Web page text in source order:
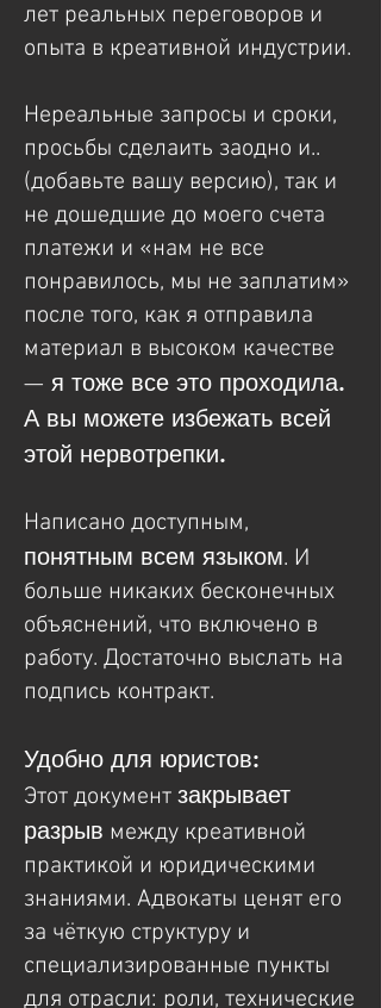
лет реальных переговоров и
опыта в креативной индустрии.
Нереальные запросы и сроки,
просьбы сделаить заодно и..
(добавьте вашу версию), так и
не дошедшие до моего счета
платежи и «нам не все
понравилось, мы не заплатим»
после того, как я отправила
материал в высоком качестве
— я тоже все это проходила.
А вы можете избежать всей
этой нервотрепки.
Написано доступным,
понятным всем языком. И
больше никаких бесконечных
объяснений, что включено в
работу. Достаточно выслать на
подпись контракт.
Удобно для юристов:
Этот документ закрывает
разрыв между креативной
практикой и юридическими
знаниями. Адвокаты ценят его
за чёткую структуру и
специализированные пункты
для отрасли: роли, технические